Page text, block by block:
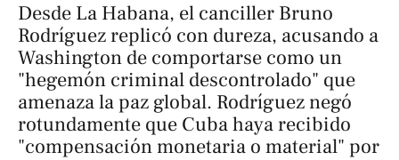
Desde La Habana, el canciller Bruno
Rodríguez replicó con dureza, acusando a
Washington de comportarse como un
"hegemón criminal descontrolado" que
amenaza la paz global. Rodríguez negó
rotundamente que Cuba haya recibido
"compensación monetaria o material" por